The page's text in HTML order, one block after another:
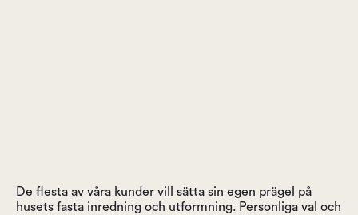
De flesta av våra kunder vill sätta sin egen prägel på
husets fasta inredning och utformning. Personliga val och